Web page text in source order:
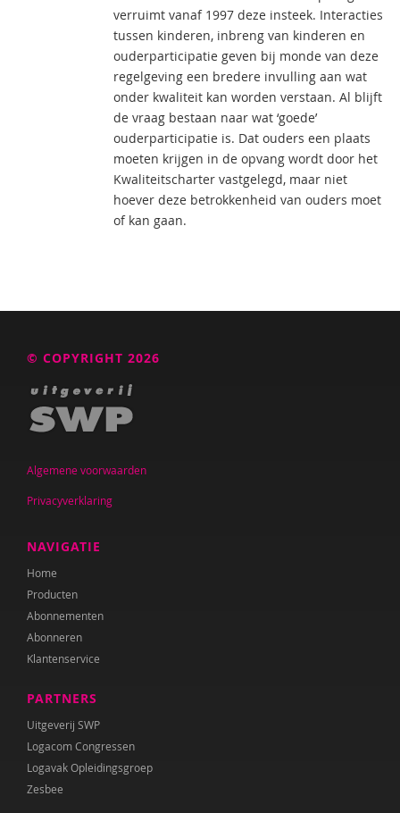
verruimt vanaf 1997 deze insteek. Interacties
tussen kinderen, inbreng van kinderen en
ouderparticipatie geven bij monde van deze
regelgeving een bredere invulling aan wat
onder kwaliteit kan worden verstaan. Al blijft
de vraag bestaan naar wat ‘goede’
ouderparticipatie is. Dat ouders een plaats
moeten krijgen in de opvang wordt door het
Kwaliteitscharter vastgelegd, maar niet
hoever deze betrokkenheid van ouders moet
of kan gaan.
© COPYRIGHT 2026
Algemene voorwaarden
Privacyverklaring
NAVIGATIE
Home
Producten
Abonnementen
Abonneren
Klantenservice
PARTNERS
Uitgeverij SWP
Logacom Congressen
Logavak Opleidingsgroep
Zesbee